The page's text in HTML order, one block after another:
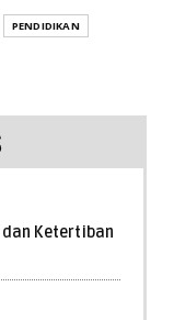
PENDIDIKAN
Ketertiban